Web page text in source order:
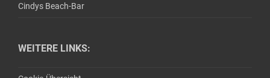
Cindys Beach-Bar
WEITERE LINKS: